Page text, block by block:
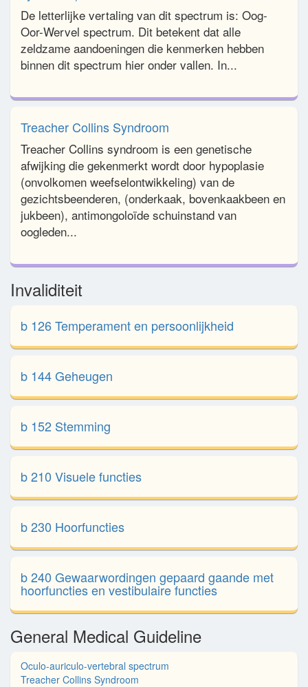
De letterlijke vertaling van dit spectrum is: Oog-
Oor-Wervel spectrum. Dit betekent dat alle
zeldzame aandoeningen die kenmerken hebben
binnen dit spectrum hier onder vallen. In...
Treacher Collins Syndroom
Treacher Collins syndroom is een genetische
afwijking die gekenmerkt wordt door hypoplasie
(onvolkomen weefselontwikkeling) van de
gezichtsbeenderen, (onderkaak, bovenkaakbeen en
jukbeen), antimongoloïde schuinstand van
oogleden...
Invaliditeit
b 126 Temperament en persoonlijkheid
b 144 Geheugen
b 152 Stemming
b 210 Visuele functies
b 230 Hoorfuncties
b 240 Gewaarwordingen gepaard gaande met
hoorfuncties en vestibulaire functies
General Medical Guideline
Oculo-auriculo-vertebral spectrum
Treacher Collins Syndroom